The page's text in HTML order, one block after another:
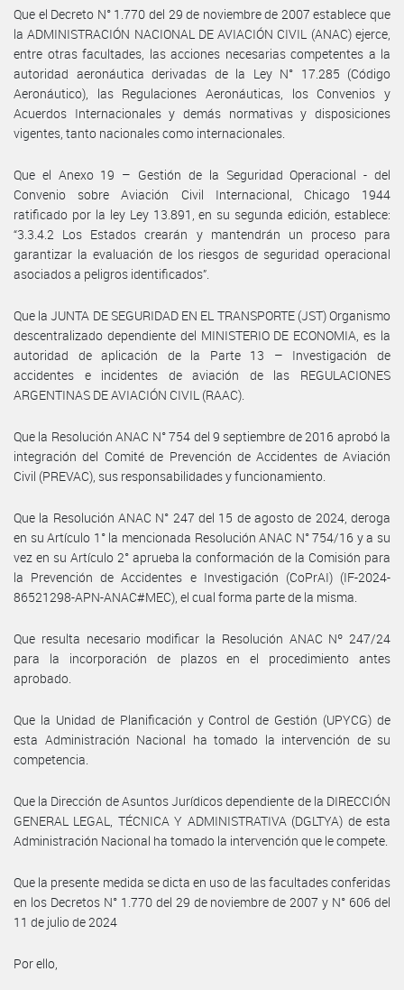
Que el Decreto N° 1.770 del 29 de noviembre de 2007 establece que
la ADMINISTRACIÓN NACIONAL DE AVIACIÓN CIVIL (ANAC) ejerce,
entre otras facultades, las acciones necesarias competentes a la
autoridad aeronáutica derivadas de la Ley N° 17.285 (Código
Aeronáutico), las Regulaciones Aeronáuticas, los Convenios y
Acuerdos Internacionales y demás normativas y disposiciones
vigentes, tanto nacionales como internacionales.
Que el Anexo 19 – Gestión de la Seguridad Operacional - del
Convenio sobre Aviación Civil Internacional, Chicago 1944
ratificado por la ley Ley 13.891, en su segunda edición, establece:
“3.3.4.2 Los Estados crearán y mantendrán un proceso para
garantizar la evaluación de los riesgos de seguridad operacional
asociados a peligros identificados”.
Que la JUNTA DE SEGURIDAD EN EL TRANSPORTE (JST) Organismo
descentralizado dependiente del MINISTERIO DE ECONOMIA, es la
autoridad de aplicación de la Parte 13 – Investigación de
accidentes e incidentes de aviación de las REGULACIONES
ARGENTINAS DE AVIACIÓN CIVIL (RAAC).
Que la Resolución ANAC N° 754 del 9 septiembre de 2016 aprobó la
integración del Comité de Prevención de Accidentes de Aviación
Civil (PREVAC), sus responsabilidades y funcionamiento.
Que la Resolución ANAC N° 247 del 15 de agosto de 2024, deroga
en su Artículo 1° la mencionada Resolución ANAC N° 754/16 y a su
vez en su Artículo 2° aprueba la conformación de la Comisión para
la Prevención de Accidentes e Investigación (CoPrAI) (IF-2024-
86521298-APN-ANAC#MEC), el cual forma parte de la misma.
Que resulta necesario modificar la Resolución ANAC Nº 247/24
para la incorporación de plazos en el procedimiento antes
aprobado.
Que la Unidad de Planificación y Control de Gestión (UPYCG) de
esta Administración Nacional ha tomado la intervención de su
competencia.
Que la Dirección de Asuntos Jurídicos dependiente de la DIRECCIÓN
GENERAL LEGAL, TÉCNICA Y ADMINISTRATIVA (DGLTYA) de esta
Administración Nacional ha tomado la intervención que le compete.
Que la presente medida se dicta en uso de las facultades conferidas
en los Decretos N° 1.770 del 29 de noviembre de 2007 y N° 606 del
11 de julio de 2024
Por ello,